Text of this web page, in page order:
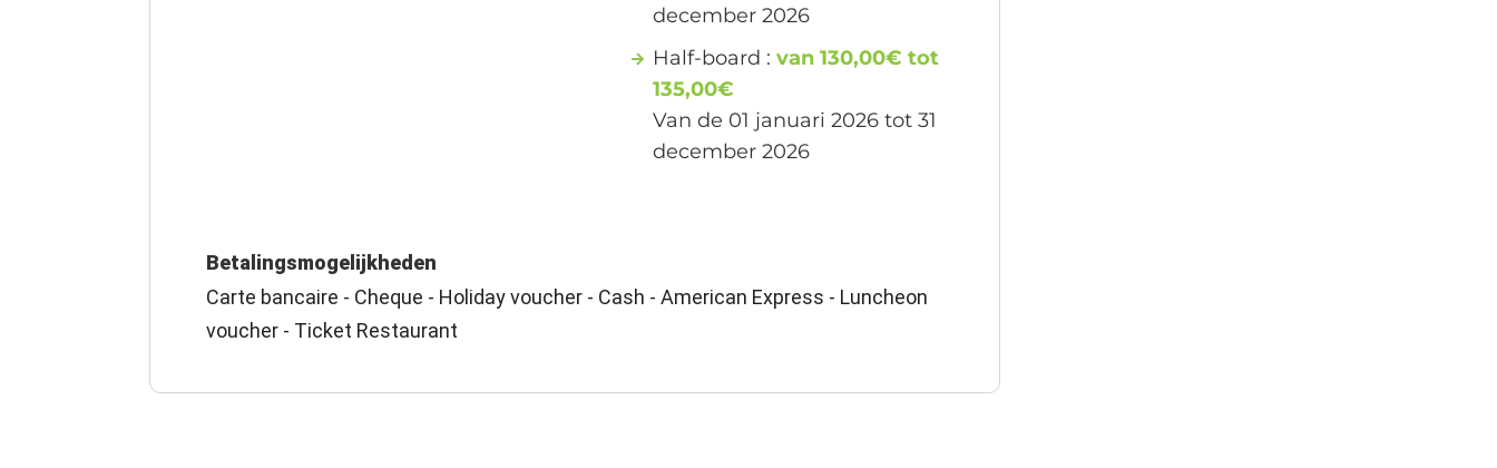
december 2026
Half-board :van 130,00€ tot
135,00€
Van de 01 januari 2026 tot 31
december 2026
Betalingsmogelijkheden
Carte bancaire - Cheque - Holiday voucher - Cash - American Express - Luncheon
voucher - Ticket Restaurant